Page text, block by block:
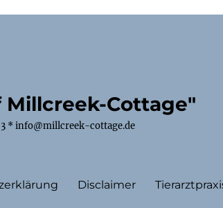
Millcreek-Cottage"
* info@millcreek-cottage.de
Disclaimer